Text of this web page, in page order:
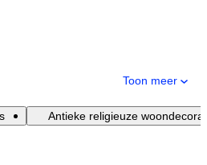
Toon meer
Antieke religieuze